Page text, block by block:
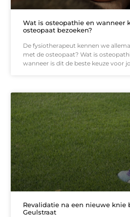
Wat is osteopathie en wanneer
osteopaat bezoeken?
De fysiotherapeut kennen we
met de osteopaat? Wat is
wanneer is dit de beste keuze voor
Revalidatie na een nieuwe knie
Geulstraat